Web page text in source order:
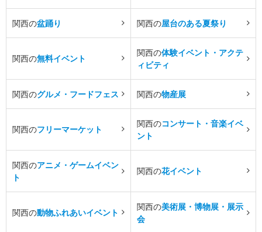
関西の盆踊り 関西の屋台のある夏祭り
関西の無料イベント
関西の体験イベント・アクテ
ィビティ
関西のグルメ・フードフェス 関西の物産展
関西のフリーマーケット
関西のコンサート・音楽イベ
ント
関西のアニメ・ゲームイベン
ト
関西の花イベント
関西の動物ふれあいイベント
関西の美術展・博物展・展示
会